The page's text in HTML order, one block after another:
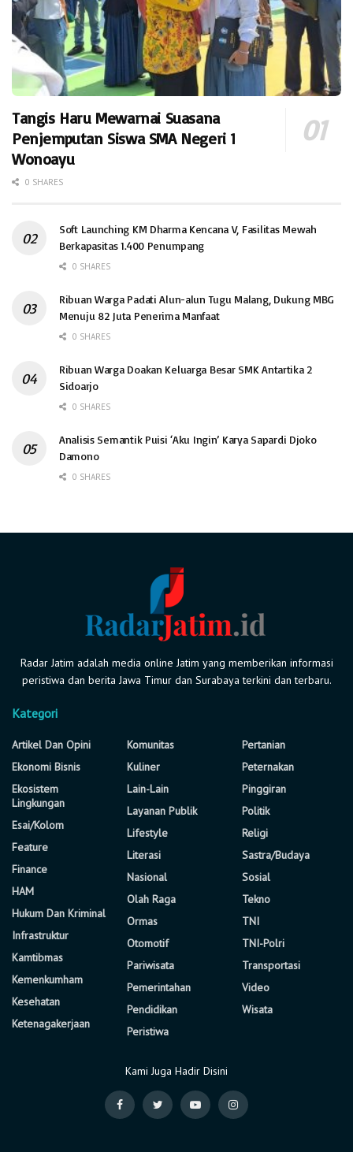
Tangis Haru Mewarnai Suasana
Penjemputan Siswa SMA Negeri 1
Wonoayu
0 SHARES
Soft Launching KM Dharma Kencana V, Fasilitas Mewah
Berkapasitas 1.400 Penumpang
0 SHARES
Ribuan Warga Padati Alun-alun Tugu Malang, Dukung MBG
Menuju 82 Juta Penerima Manfaat
0 SHARES
Ribuan Warga Doakan Keluarga Besar SMK Antartika 2
Sidoarjo
0 SHARES
Analisis Semantik Puisi ‘Aku Ingin’ Karya Sapardi Djoko
Damono
0 SHARES
Radar Jatim adalah media online Jatim yang memberikan informasi
peristiwa dan berita Jawa Timur dan Surabaya terkini dan terbaru.
Kategori
Artikel Dan Opini
Ekonomi Bisnis
Ekosistem
Lingkungan
Esai/Kolom
Feature
Finance
HAM
Hukum Dan Kriminal
Infrastruktur
Kamtibmas
Kemenkumham
Kesehatan
Ketenagakerjaan
Komunitas
Kuliner
Lain-Lain
Layanan Publik
Lifestyle
Literasi
Nasional
Olah Raga
Ormas
Otomotif
Pariwisata
Pemerintahan
Pendidikan
Peristiwa
Pertanian
Peternakan
Pinggiran
Politik
Religi
Sastra/Budaya
Sosial
Tekno
TNI
TNI-Polri
Transportasi
Video
Wisata
Kami Juga Hadir Disini